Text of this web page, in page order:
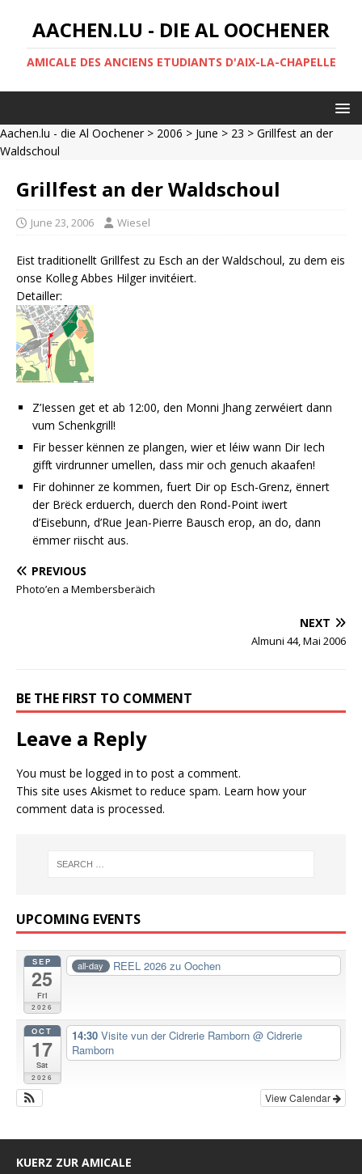
AACHEN.LU - DIE AL OOCHENER
AMICALE DES ANCIENS ETUDIANTS D'AIX-LA-CHAPELLE
Aachen.lu - die Al Oochener> 2006 > June > 23 > Grillfest an der
Waldschoul
Grillfest an der Waldschoul
June 23, 2006 Wiesel
Eist traditionellt Grillfest zu Esch an der Waldschoul, zu dem eis
onse Kolleg Abbes Hilger invitéiert.
Detailler:
Z’Iessen get et ab 12:00, den Monni Jhang zerwéiert dann
vum Schenkgrill!
Fir besser kënnen ze plangen, wier et léiw wann Dir Iech
gifft virdrunner umellen, dass mir och genuch akaafen!
Fir dohinner ze kommen, fuert Dir op Esch-Grenz, ënnert
der Brëck erduerch, duerch den Rond-Point iwert
d’Eisebunn, d’Rue Jean-Pierre Bausch erop, an do, dann
ëmmer riischt aus.
PREVIOUS
Photo’en a Membersberäich
NEXT
Almuni 44, Mai 2006
BE THE FIRST TO COMMENT
Leave a Reply
You must be logged in to post a comment.
This site uses Akismet to reduce spam. Learn how your
comment data is processed.
UPCOMING EVENTS
SEP
25
Fri
2026
all-day REEL 2026 zu Oochen
OCT
17
Sat
2026
14:30 Visite vun der Cidrerie Ramborn @ Cidrerie
Ramborn
View Calendar
KUERZ ZUR AMICALE